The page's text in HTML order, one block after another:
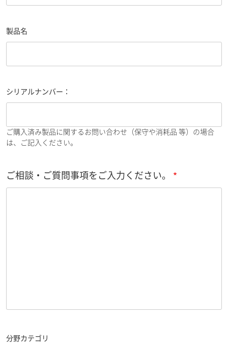
製品名
シリアルナンバー：
ご購入済み製品に関するお問い合わせ（保守や消耗品 等）の場合
は、ご記入ください。
ご相談・ご質問事項をご入力ください。
分野カテゴリ